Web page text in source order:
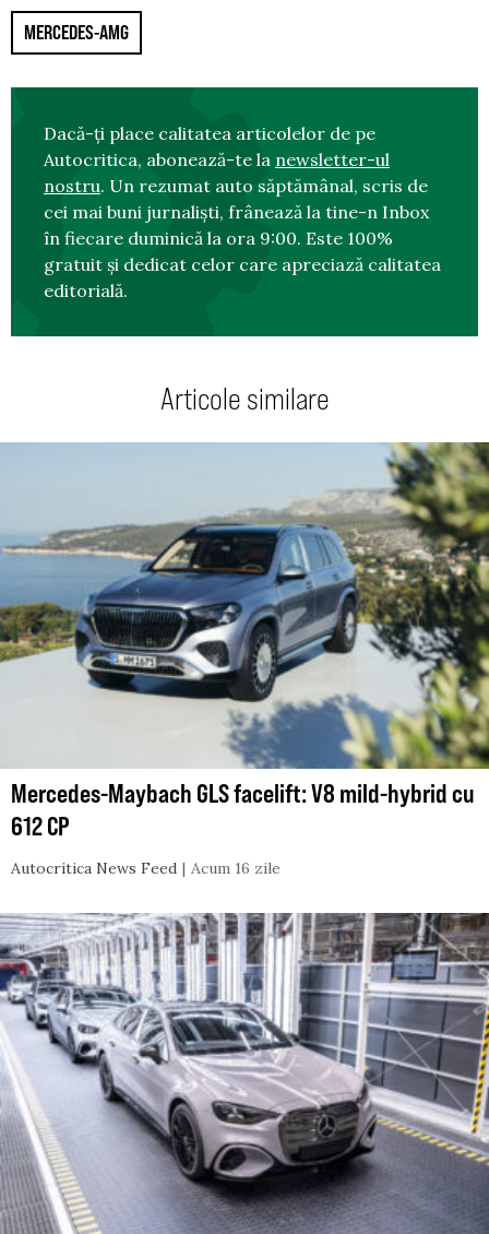
MERCEDES-AMG
Dacă-ți place calitatea articolelor de pe
Autocritica, abonează-te la newsletter-ul
nostru. Un rezumat auto săptămânal, scris de
cei mai buni jurnaliști, frânează la tine-n Inbox
în fiecare duminică la ora 9:00. Este 100%
gratuit și dedicat celor care apreciază calitatea
editorială.
Articole similare
Mercedes-Maybach GLS facelift: V8 mild-hybrid cu
612 CP
Autocritica News Feed Acum 16 zile